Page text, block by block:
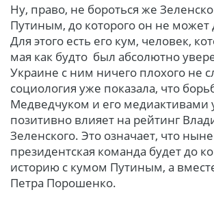
Ну, право, не бороться же
Путиным, до которого он не может
Для этого есть его кум, человек,
мая как будто был абсолютно
Украине с ним ничего плохого не
социология уже показала, что
Медведчуком и его медиактивами
позитивно влияет на рейтинг
Зеленского. Это означает, что
президентская команда будет до
историю с кумом Путиным, а
Петра Порошенко.